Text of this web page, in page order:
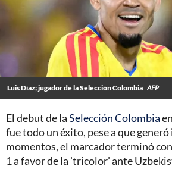
Luis Díaz; jugador de la Selección Colombia AFP
El debut de laSelección Colombia
fue todo un éxito, pese a que
momentos, el marcador terminó
1 a favor de la 'tricolor' ante